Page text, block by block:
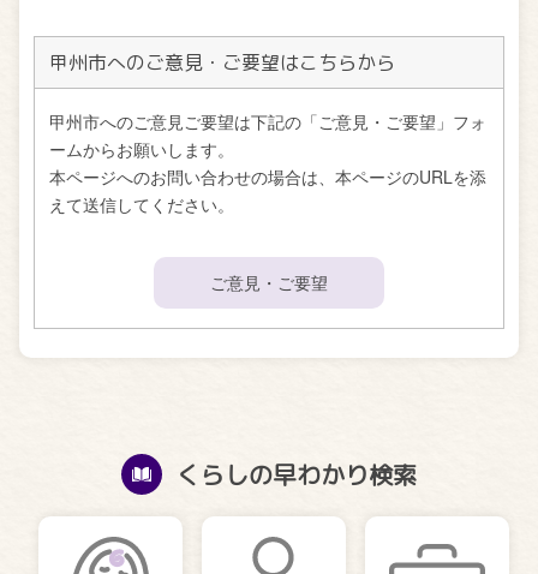
甲州市へのご意見・ご要望はこちらから
甲州市へのご意見ご要望は下記の「ご意見・ご要望」フォ
ームからお願いします。
本ページへのお問い合わせの場合は、本ページのURLを添
えて送信してください。
ご意見・ご要望
くらしの早わかり検索